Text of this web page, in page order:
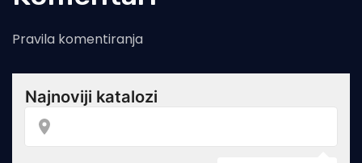
Pravila komentiranja